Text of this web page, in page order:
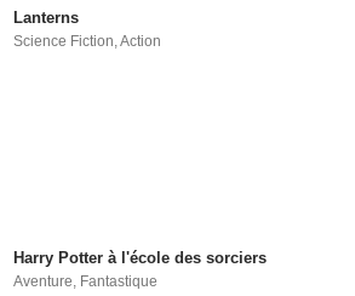
Lanterns
Science Fiction ,Action
Harry Potter à l'école des sorciers
Aventure, Fantastique